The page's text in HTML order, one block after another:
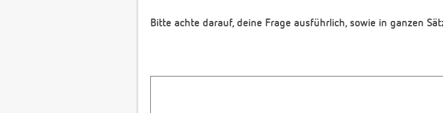
Bitte achte darauf, deine Frage ausführlich, sowie in ganzen